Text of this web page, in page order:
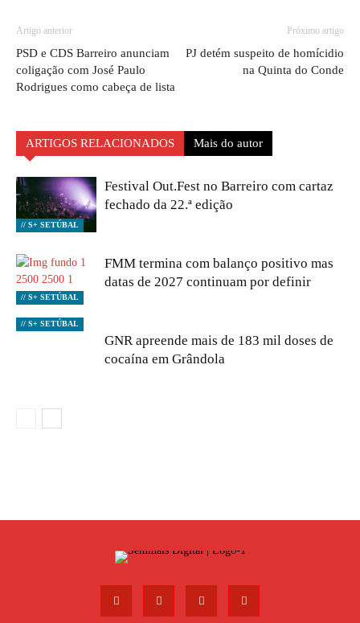
Artigo anterior
PSD e CDS Barreiro anunciam
coligação com José Paulo
Rodrigues como cabeça de lista
Próximo artigo
PJ detém suspeito de homícidio
na Quinta do Conde
ARTIGOS RELACIONADOS Mais do autor
// S+ SETÚBAL
Festival Out.Fest no Barreiro com cartaz
fechado da 22.ª edição
// S+ SETÚBAL
FMM termina com balanço positivo mas
datas de 2027 continuam por definir
// S+ SETÚBAL
GNR apreende mais de 183 mil doses de
cocaína em Grândola